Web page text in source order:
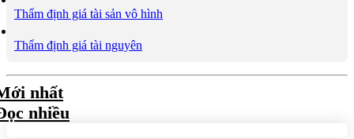
Thẩm định giá tài sản vô hình
Thẩm định giá tài nguyên
nhất
nhiều